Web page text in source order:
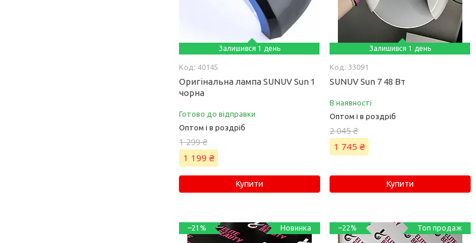
Залишився 1 день
40145
Оригінальна лампа SUNUV Sun 1
чорна
Готово до відправки
Оптом і в роздріб
1 299 ₴
1 199 ₴
Купити
Залишився 1 день
33091
SUNUV Sun 7 48 Вт
В наявності
Оптом і в роздріб
2 045 ₴
1 745 ₴
Купити
–21% Новинка –22% Топ продаж